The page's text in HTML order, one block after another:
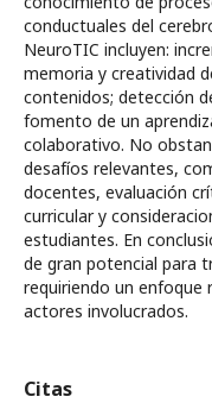
conductuales del
NeuroTIC incluyen:
memoria y creatividad
contenidos; detección
fomento de un
colaborativo. No
desafíos relevantes,
docentes, evaluación
curricular y
estudiantes. En
de gran potencial para
requiriendo un enfoque
actores involucrados.
Citas